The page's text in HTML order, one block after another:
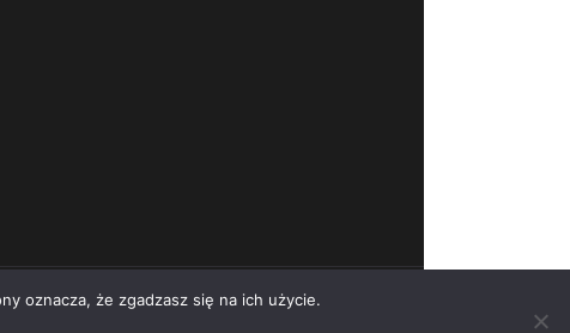
oznacza, że zgadzasz się na ich użycie.